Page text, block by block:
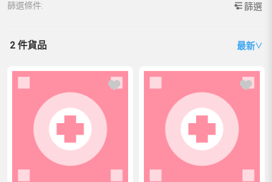
篩選條件: 篩選
2 件貨品 最新∨